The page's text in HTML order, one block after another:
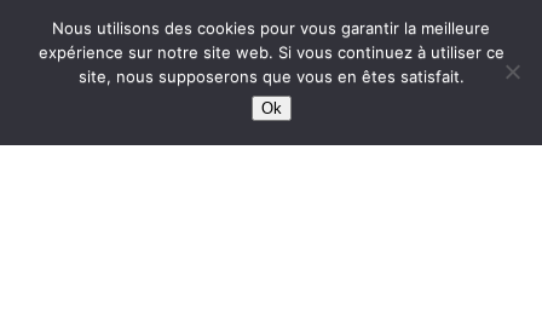
This site is protected bywp-copyrightpro.com
Nous utilisons des cookies pour vous garantir la meilleure
expérience sur notre site web. Si vous continuez à utiliser ce
site, nous supposerons que vous en êtes satisfait.
Ok